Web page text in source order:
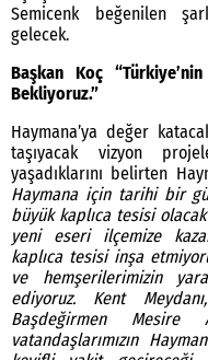
Semicenk beğenilen
gelecek.
Başkan Koç
Bekliyoruz.”
Haymana’ya değer
taşıyacak vizyon
yaşadıklarını belirten
Haymana için tarihi bir
büyük kaplıca tesisi
yeni eseri ilçemize
kaplıca tesisi inşa
ve hemşerilerimizin
ediyoruz. Kent
Başdeğirmen Mesire
vatandaşlarımızın